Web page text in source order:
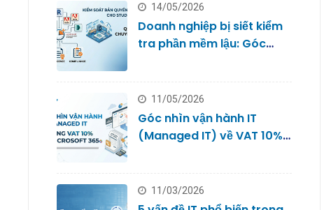
14/05/2026
Doanh nghiệp bị siết kiểm
tra phần mềm lậu: Góc
11/05/2026
Góc nhìn vận hành IT
(Managed IT) về VAT 10%
11/03/2026